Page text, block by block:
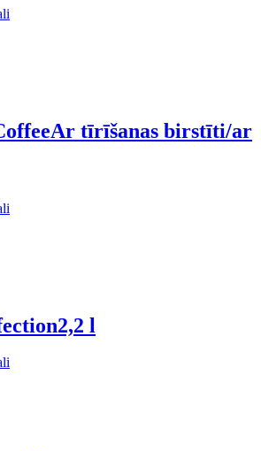
Ar tīrīšanas birstīti/ar
2,2 l